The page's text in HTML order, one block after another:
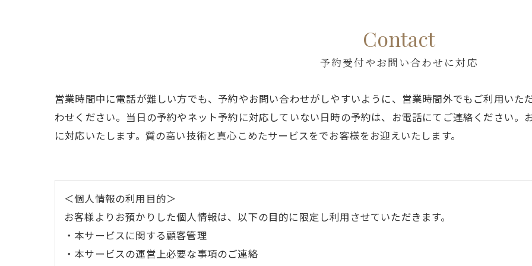
予約受付やお問い合わせに対応
Contact
営業時間中に電話が難しい方でも、予約やお問い合わせがしやすいように、営業時間外でもご利用いた
わせください。当日の予約やネット予約に対応していない日時の予約は、お電話にてご連絡ください
に対応いたします。質の高い技術と真心こめたサービスをでお客様をお迎えいたします。
＜個人情報の利用目的＞
お客様よりお預かりした個人情報は、以下の目的に限定し利用させていただきます。
・本サービスに関する顧客管理
・本サービスの運営上必要な事項のご連絡